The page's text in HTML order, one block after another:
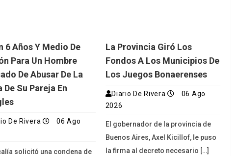
6 Años Y Medio De
Para Un Hombre
De Abusar De La
De Su Pareja En
De Rivera
06 Ago
solicitó una condena de
La Provincia Giró Los
Fondos A Los Municipios De
Los Juegos Bonaerenses
Diario De Rivera
06 Ago
2026
El gobernador de la provincia de
Buenos Aires, Axel Kicillof, le puso
la firma al decreto necesario […]